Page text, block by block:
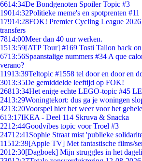
6614:34De Bondgenoten Spoiler Topic #3
19014:32Politieke meme's en spotprenten #11
17914:28FOK! Premier Cycling League 2026
transfers
7814:00Meer dan 40 uur werken.
1513:59[ATP Tour] #169 Tosti Tallon back
6713:56Spaanstalige nummers #34 A que
verano?
11913:39Teltopic #1558 tel door en door en
3013:35De gemiddelde leeftijd op FOK!
26813:34Het enige echte LEGO-topic #45
2413:29Woningtekort: dus ga je woningen
4213:20Voorspel hier het weer voor het
613:17IKEA - Deel 114 Skruva & Snacka
2212:44Goodvibes topic voor Troel #3
24712:41 Sophie Straat mist 'publieke
11512:39[Apple TV] Met fantastische films/
2012:30[Dagboek] Mijn struggles in het